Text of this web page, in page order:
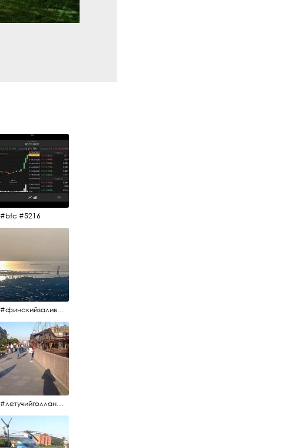
#btc #5216
#финскийзалив #маркизовалужа #нева
#летучийголландец #набережнаяневы